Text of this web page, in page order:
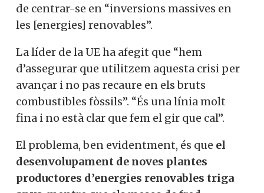
de centrar-se en “inversions massives en
les [energies] renovables”.
La líder de la UE ha afegit que “hem
d’assegurar que utilitzem aquesta crisi per
avançar i no pas recaure en els bruts
combustibles fòssils”. “És una línia molt
fina i no està clar que fem el gir que cal”.
El problema, ben evidentment, és que el
desenvolupament de noves plantes
productores d’energies renovables triga